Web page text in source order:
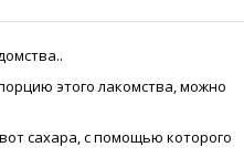
этого лакомства, можно
сахара, с помощью которого